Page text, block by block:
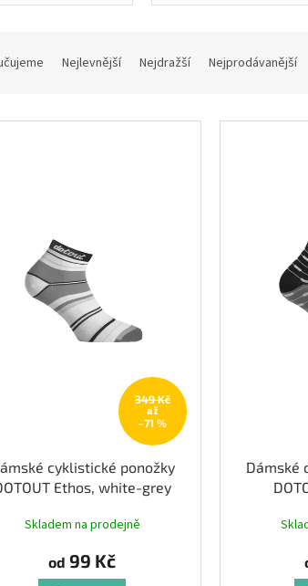
Nejlevnější Nejdražší Nejprodávanější
349 Kč
až
–71 %
cyklistické ponožky
Ethos, white-grey
Skladem na prodejně
od 99 Kč
Dámské